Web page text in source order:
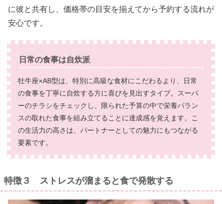
に彼と共有し、価格帯の目安を揃えてから予約する流れが
安心です。
日常の食事は自炊派
牡牛座×AB型は、特別に高級な食材にこだわるより、日常
の食事を丁寧に自炊する方に喜びを見出すタイプ。スーパ
ーのチラシをチェックし、限られた予算の中で栄養バラン
スの取れた食事を組み立てることに達成感を覚えます。こ
の生活力の高さは、パートナーとしての魅力にもつながる
要素です。
特徴３ ストレスが溜まると食で発散する